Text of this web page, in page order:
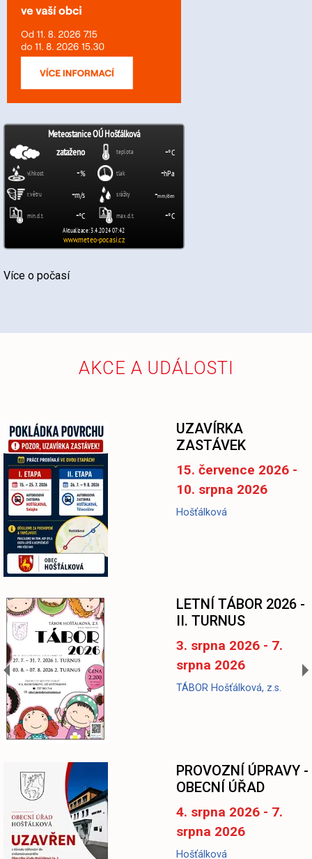
Více o počasí
AKCE A UDÁLOSTI
UZAVÍRKA
ZASTÁVEK
15. července 2026 -
10. srpna 2026
Hošťálková
LETNÍ TÁBOR 2026 -
II. TURNUS
3. srpna 2026 - 7.
srpna 2026
TÁBOR Hošťálková, z.s.
PROVOZNÍ ÚPRAVY -
OBECNÍ ÚŘAD
4. srpna 2026 - 7.
srpna 2026
Hošťálková